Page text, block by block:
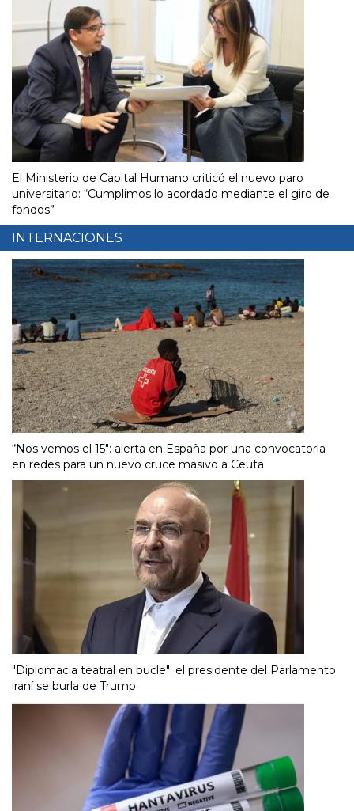
El Ministerio de Capital Humano criticó el nuevo paro
universitario: “Cumplimos lo acordado mediante el giro de
fondos”
INTERNACIONES
“Nos vemos el 15″: alerta en España por una convocatoria
en redes para un nuevo cruce masivo a Ceuta
"Diplomacia teatral en bucle": el presidente del Parlamento
iraní se burla de Trump